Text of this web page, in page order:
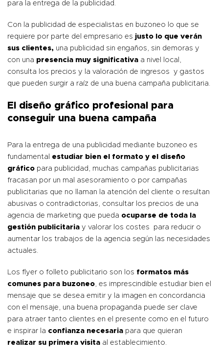
para la entrega de la publicidad.
Con la publicidad de especialistas en buzoneo lo que se
requiere por parte del empresario es justo lo que verán
sus clientes, una publicidad sin engaños, sin demoras y
con una presencia muy significativa a nivel local,
consulta los precios y la valoración de ingresos y gastos
que pueden surgir a raíz de una buena campaña publicitaria.
El diseño gráfico profesional para
conseguir una buena campaña
Para la entrega de una publicidad mediante buzoneo es
fundamental estudiar bien el formato y el diseño
gráfico para publicidad, muchas campañas publicitarias
fracasan por un mal asesoramiento o por campañas
publicitarias que no llaman la atención del cliente o resultan
abusivas o contradictorias, consultar los precios de una
agencia de marketing que pueda ocuparse de toda la
gestión publicitaria y valorar los costes para reducir o
aumentar los trabajos de la agencia según las necesidades
actuales.
Los flyer o folleto publicitario son los formatos más
comunes para buzoneo, es imprescindible estudiar bien el
mensaje que se desea emitir y la imagen en concordancia
con el mensaje, una buena propaganda puede ser clave
para atraer tanto clientes en el presente como en el futuro
e inspirar la confianza necesaria para que quieran
realizar su primera visita al establecimiento.